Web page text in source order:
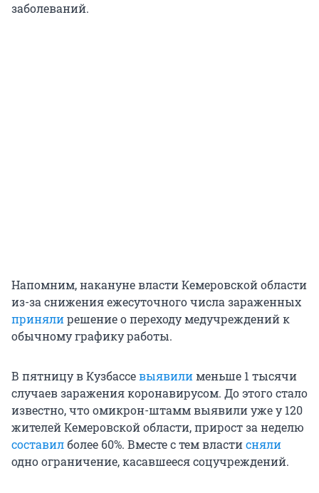
заболеваний.
Напомним, накануне власти Кемеровской области
из-за снижения ежесуточного числа зараженных
принялирешение о переходу медучреждений к
обычному графику работы.
В пятницу в Кузбассевыявилименьше 1 тысячи
случаев заражения коронавирусом. До этого стало
известно, что омикрон-штамм выявили уже у 120
жителей Кемеровской области, прирост за неделю
составилболее 60%. Вместе с тем властисняли
одно ограничение, касавшееся соцучреждений.